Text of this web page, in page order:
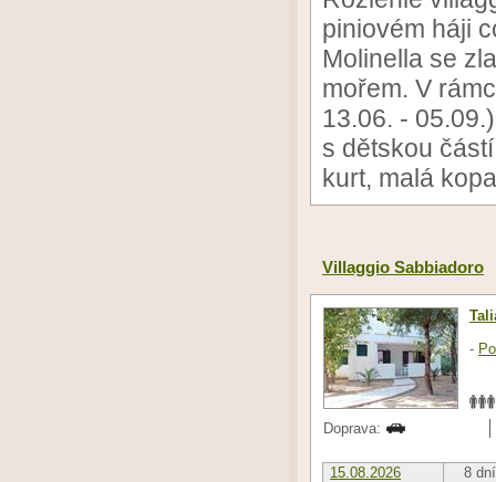
piniovém háji
Molinella se
mořem. V
13.06. -
s dětskou
kurt, malá
Villaggio Sabbiadoro
-
Doprava:
15.08.2026
8 dní